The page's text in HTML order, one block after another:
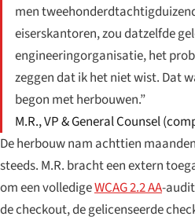
men
eiserskantoren, zou datzelfde
engineeringorganisatie, het
zeggen dat ik het niet wist. Dat
begon met herbouwen.”
M.R., VP & General Counsel
De herbouw nam achttien
steeds. M.R. bracht een extern
om een volledigeWCAG 2.2 AA-
de checkout, de gelicenseerde